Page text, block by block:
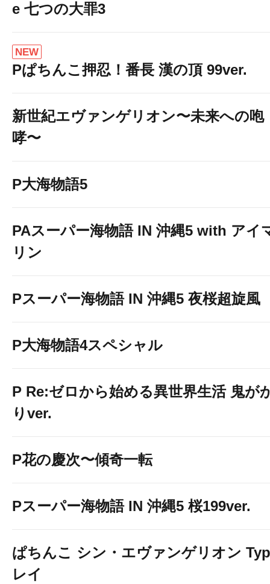
e 七つの大罪3
NEW
Pぱちんこ押忍！番長 漢の頂 99ver.
新世紀エヴァンゲリオン〜未来への咆
哮〜
P大海物語5
PAスーパー海物語 IN 沖縄5 with アイ
リン
Pスーパー海物語 IN 沖縄5 夜桜超旋風
P大海物語4スペシャル
P Re:ゼロから始める異世界生活 鬼が
りver.
P花の慶次〜傾奇一転
Pスーパー海物語 IN 沖縄5 桜199ver.
ぱちんこ シン・エヴァンゲリオン
レイ